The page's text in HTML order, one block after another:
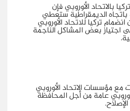
بالاتحاد الأوروبي فإن
باتجاه الديمقراطية ستعطي
تركيا للاتحاد الأوروبي
اجتياز بعض المشاكل الناجمة
مع مؤسسات الاتحاد الأوروبي
عامة من أجل المحافظة